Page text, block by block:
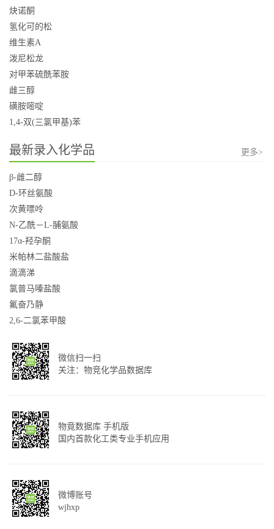
炔诺酮
氢化可的松
维生素A
泼尼松龙
对甲苯硫酰苯胺
雌三醇
磺胺嘧啶
1,4-双(三氯甲基)苯
最新录入化学品 更多>
β-雌二醇
D-环丝氨酸
次黄嘌呤
N-乙酰－L-脯氨酸
17α-羟孕酮
米帕林二盐酸盐
滴滴涕
氯普马嗪盐酸
氟奋乃静
2,6-二氯苯甲酸
微信扫一扫
关注：物竞化学品数据库
物竟数据库 手机版
国内首款化工类专业手机应用
微博账号
wjhxp